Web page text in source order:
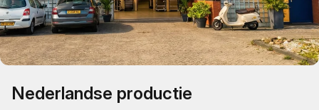
Nederlandse productie